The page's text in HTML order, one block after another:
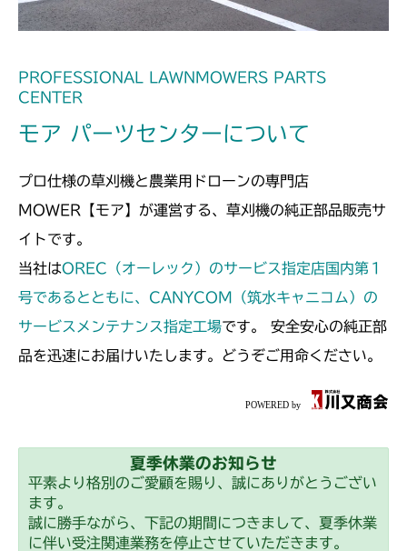
PROFESSIONAL LAWNMOWERS PARTS
CENTER
モア パーツセンターについて
プロ仕様の草刈機と農業用ドローンの専門店
MOWER【モア】が運営する、草刈機の純正部品販売サ
イトです。
当社はOREC（オーレック）のサービス指定店国内第１
号であるとともに、CANYCOM（筑水キャニコム）の
サービスメンテナンス指定工場です。 安全安心の純正部
品を迅速にお届けいたします。どうぞご用命ください。
夏季休業のお知らせ
平素より格別のご愛顧を賜り、誠にありがとうござい
ます。
誠に勝手ながら、下記の期間につきまして、夏季休業
に伴い受注関連業務を停止させていただきます。